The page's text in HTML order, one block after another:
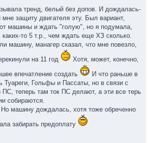
тренд, белый без допов. И дождалась-
мне защиту двигателя эту. Был вариант,
от машины и ждать "голую", но я подумала,
каких-то 5 т.р., чем ждать еще ХЗ сколько.
машину, манагер сказал, что мне повезло,
на 11 год
Хотя, может, конечно,
впечатление создать
И что раньше в
Туареги, Гольфы и Пассаты, но в связи с
ПС, теперь там ток ПС делают, а эти все терь
собираются.
машину дождалась, хотя тоже обреченно
забирать предоплату